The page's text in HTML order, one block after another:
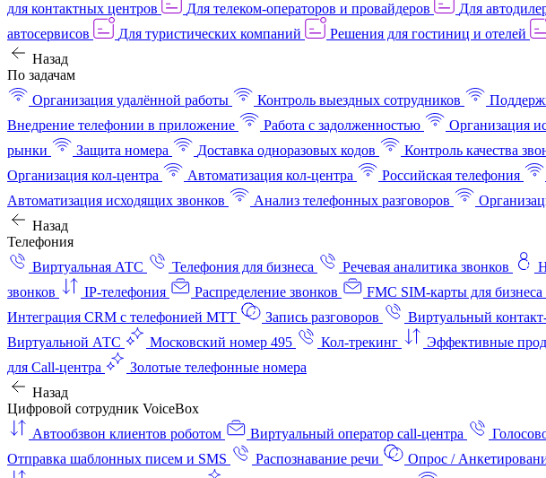
для контактных центров
Для телеком-операторов и провайдеров Для
автосервисов
Для туристических компаний Решения для гостиниц и отелей
Назад
По задачам
Организация удалённой работы
Контроль выездных сотрудников
Внедрение телефонии в приложение
Работа с задолженностью Организация
рынки
Защита номера Доставка одноразовых кодов Контроль качества
Организация кол-центра
Автоматизация кол-центра Российская телефония
Автоматизация исходящих звонков
Анализ телефонных разговоров
Назад
Телефония
Виртуальная АТС
Телефония для бизнеса Речевая аналитика звонков
звонков
IP-телефония Распределение звонков FMC SIM-карты для бизнеса
Интеграция CRM с телефонией МТТ
Запись разговоров Виртуальный
Виртуальной АТС
Московский номер 495 Кол-трекинг Эффективные
для Call-центра
Золотые телефонные номера
Назад
Цифровой сотрудник VoiceBox
Автообзвон клиентов роботом
Виртуальный оператор call-центра
Отправка шаблонных писем и SMS
Распознавание речи Опрос /